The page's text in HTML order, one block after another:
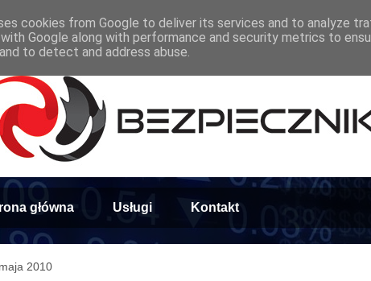
główna Usługi Kontakt
2010
cookies from Google to deliver its services and to analyze
Google along with performance and security metrics to
to detect and address abuse.